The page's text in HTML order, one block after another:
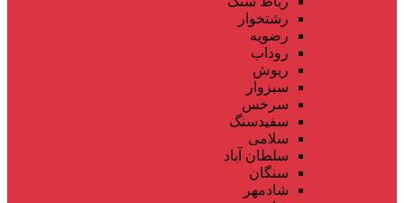
رشتخوار
رضویه
روداب
ریوش
سبزوار
سرخس
سفیدسنگ
سلامی
سلطان آباد
سنگان
شادمهر